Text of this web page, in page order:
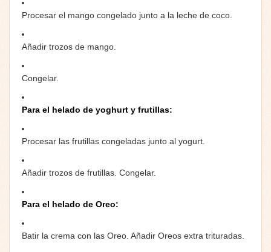
Procesar el mango congelado junto a la leche de coco.
Añadir trozos de mango.
Congelar.
Para el helado de yoghurt y frutillas:
Procesar las frutillas congeladas junto al yogurt.
Añadir trozos de frutillas. Congelar.
Para el helado de Oreo:
Batir la crema con las Oreo. Añadir Oreos extra trituradas.